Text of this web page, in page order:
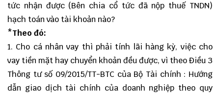
tức nhận được (Bên chia cổ tức đã nộp thuế TNDN)
hạch toán vào tài khoản nào?
*Theo đó:
1. Cho cá nhân vay thì phải tính lãi hàng kỳ, việc cho
vay tiền mặt hay chuyển khoản đều được, vì theo Điều 3
Thông tư số 09/2015/TT-BTC của Bộ Tài chính : Hướng
dẫn giao dịch tài chính của doanh nghiệp theo quy